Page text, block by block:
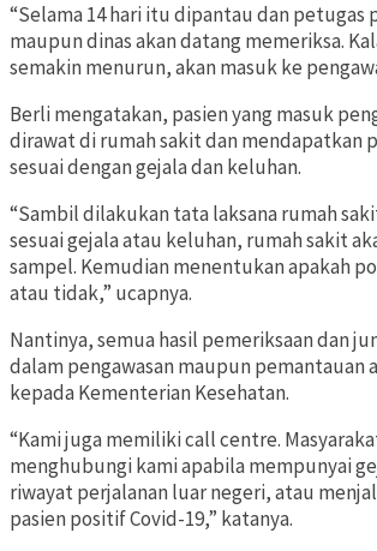
“Selama 14 hari itu dipantau dan petugas
maupun dinas akan datang memeriksa.
semakin menurun, akan masuk ke
Berli mengatakan, pasien yang masuk
dirawat di rumah sakit dan mendapatkan
sesuai dengan gejala dan keluhan.
“Sambil dilakukan tata laksana rumah
sesuai gejala atau keluhan, rumah sakit
sampel. Kemudian menentukan apakah
atau tidak,” ucapnya.
Nantinya, semua hasil pemeriksaan dan
dalam pengawasan maupun pemantauan
kepada Kementerian Kesehatan.
“Kami juga memiliki call centre.
menghubungi kami apabila mempunyai
riwayat perjalanan luar negeri, atau
pasien positif Covid-19,” katanya.